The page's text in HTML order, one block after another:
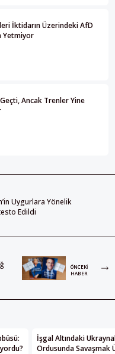
İktidarın Üzerindeki AfD
Yetmiyor
Ancak Trenler Yine
Uygurlara Yönelik
Edildi
ÖNCEKI
HABER
İşgal Altındaki
Ordusunda Savaşmak